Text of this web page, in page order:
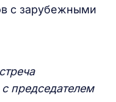
с зарубежными
председателем